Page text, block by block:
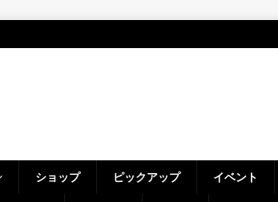
ショップ ピックアップ イベント